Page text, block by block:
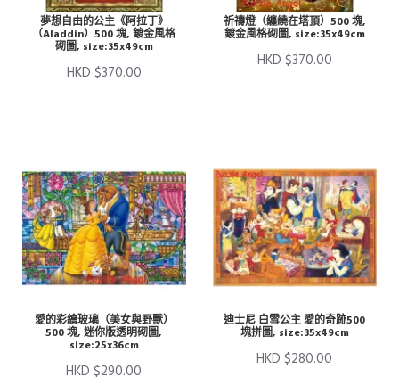
夢想自由的公主《阿拉丁》
（Aladdin）500 塊, 鍍金風格
砌圖, size:35x49cm
HKD $370.00
祈禱燈（纏繞在塔頂）500 塊,
鍍金風格砌圖, size:35x49cm
HKD $370.00
愛的彩繪玻璃（美女與野獸）
500 塊, 迷你版透明砌圖,
size:25x36cm
HKD $290.00
迪士尼 白雪公主 愛的奇跡500
塊拼圖, size:35x49cm
HKD $280.00